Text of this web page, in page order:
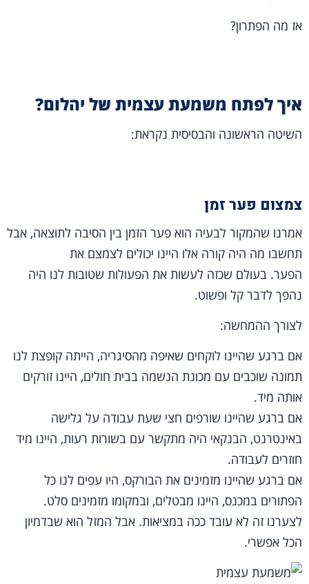
אז מה הפתרון?
איך לפתח משמעת עצמית של יהלום?
השיטה הראשונה והבסיסית נקראת:
צמצום פער זמן
אמרנו שהמקור לבעיה הוא פער הזמן בין הסיבה לתוצאה, אבל
תחשבו מה היה קורה אלו היינו יכולים לצמצם את
הפער. בעולם שכזה לעשות את הפעולות שטובות לנו היה
נהפך לדבר קל ופשוט.
לצורך ההמחשה:
אם ברגע שהיינו לוקחים שאיפה מהסיגריה, הייתה קופצת לנו
תמונה שוכבים עם מכונת הנשמה בבית חולים, היינו זורקים
אותה מיד.
אם ברגע שהיינו שורפים חצי שעת עבודה על גלישה
באינטרנט, הבנקאי היה מתקשר עם בשורות רעות, היינו מיד
חוזרים לעבודה.
אם ברגע שהיינו מזמינים את הבורקס, היו עפים לנו כל
הפתורים במכנס, היינו מבטלים, ובמקומו מזמינים סלט.
לצערנו זה לא עובד ככה במציאות. אבל המזל הוא שבדמיון
הכל אפשרי.